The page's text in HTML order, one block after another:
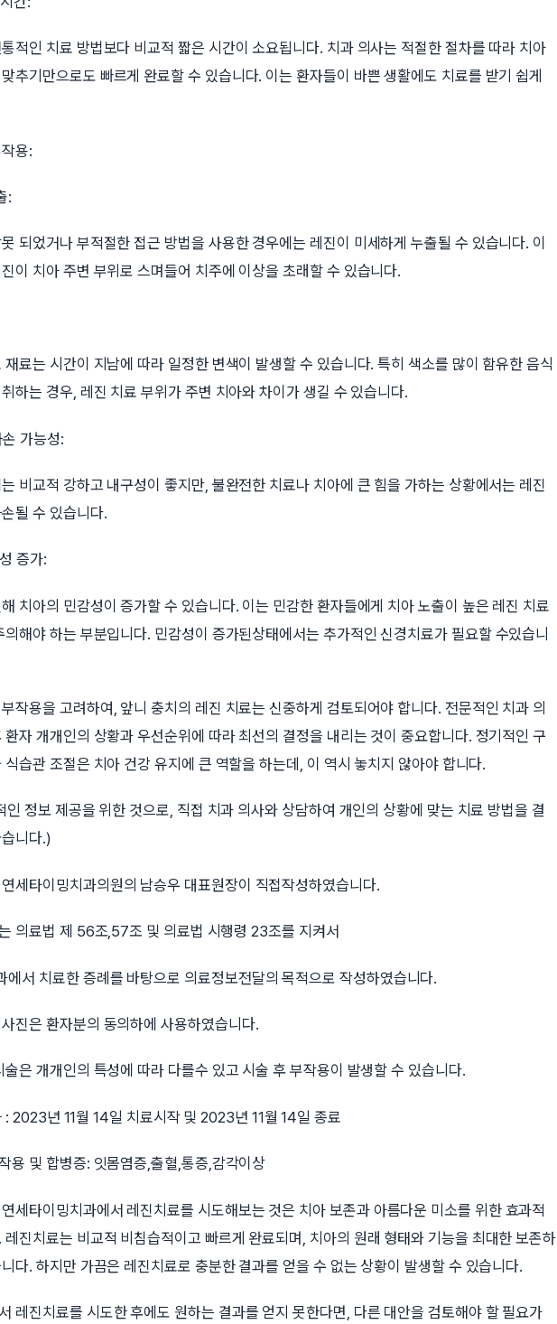
적인 치료 방법보다 비교적 짧은 시간이 소요됩니다. 치과 의사는 적절한 절차를 따라 치아
추기만으로도 빠르게 완료할 수 있습니다. 이는 환자들이 바쁜 생활에도 치료를 받기 쉽게
용:
:
되었거나 부적절한 접근 방법을 사용한 경우에는 레진이 미세하게 누출될 수 있습니다. 이
이 치아 주변 부위로 스며들어 치주에 이상을 초래할 수 있습니다.
재료는 시간이 지남에 따라 일정한 변색이 발생할 수 있습니다. 특히 색소를 많이 함유한 음식
하는 경우, 레진 치료 부위가 주변 치아와 차이가 생길 수 있습니다.
가능성:
비교적 강하고 내구성이 좋지만, 불완전한 치료나 치아에 큰 힘을 가하는 상황에서는 레진
될 수 있습니다.
증가:
치아의 민감성이 증가할 수 있습니다. 이는 민감한 환자들에게 치아 노출이 높은 레진 치료
의해야 하는 부분입니다. 민감성이 증가된상태에서는 추가적인 신경치료가 필요할 수있습니
작용을 고려하여, 앞니 충치의 레진 치료는 신중하게 검토되어야 합니다. 전문적인 치과 의
환자 개개인의 상황과 우선순위에 따라 최선의 결정을 내리는 것이 중요합니다. 정기적인 구
식습관 조절은 치아 건강 유지에 큰 역할을 하는데, 이 역시 놓치지 않아야 합니다.
인 정보 제공을 위한 것으로, 직접 치과 의사와 상담하여 개인의 상황에 맞는 치료 방법을 결
니다.)
세타이밍치과의원의 남승우 대표원장이 직접작성하였습니다.
의료법 제 56조,57조 및 의료법 시행령 23조를 지켜서
에서 치료한 증례를 바탕으로 의료정보전달의 목적으로 작성하였습니다.
진은 환자분의 동의하에 사용하였습니다.
술은 개개인의 특성에 따라 다를수 있고 시술 후 부작용이 발생할 수 있습니다.
: 2023년 11월 14일 치료시작 및 2023년 11월 14일 종료
용 및 합병증: 잇몸염증,출혈,통증,감각이상
세타이밍치과에서 레진치료를 시도해보는 것은 치아 보존과 아름다운 미소를 위한 효과적
레진치료는 비교적 비침습적이고 빠르게 완료되며, 치아의 원래 형태와 기능을 최대한 보존하
다. 하지만 가끔은 레진치료로 충분한 결과를 얻을 수 없는 상황이 발생할 수 있습니다.
레진치료를 시도한 후에도 원하는 결과를 얻지 못한다면, 다른 대안을 검토해야 할 필요가